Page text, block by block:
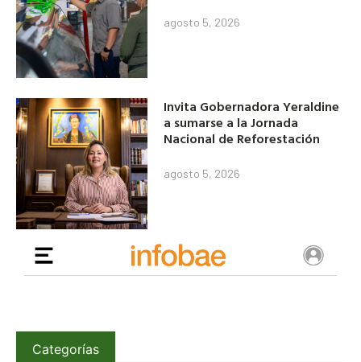
agosto 5, 2026
Invita Gobernadora Yeraldine
a sumarse a la Jornada
Nacional de Reforestación
agosto 5, 2026
Categorías